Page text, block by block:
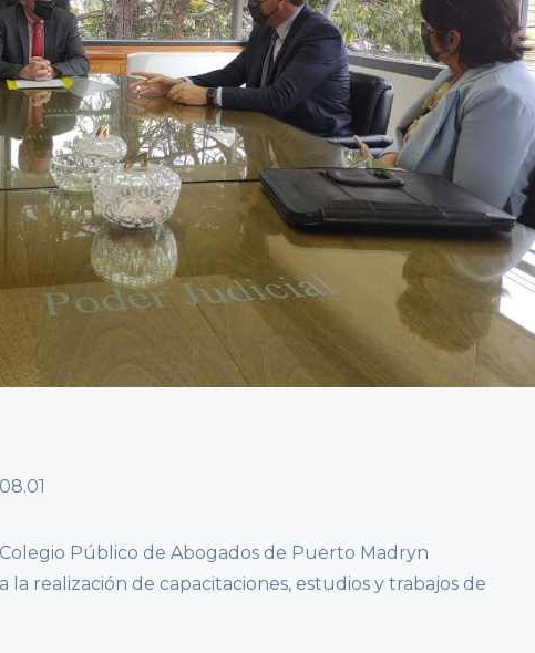
Público de Abogados de Puerto Madryn
realización de capacitaciones, estudios y trabajos de